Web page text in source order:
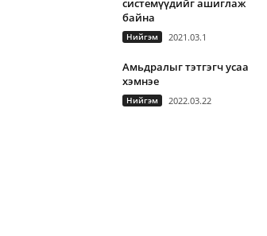
системүүдийг ашиглаж
байна
Нийгэм 2021.03.1
Амьдралыг тэтгэгч усаа
хэмнэе
Нийгэм 2022.03.22